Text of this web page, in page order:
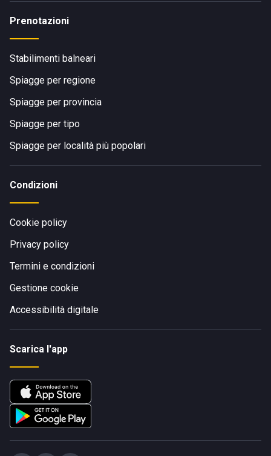
Prenotazioni
Stabilimenti balneari
Spiagge per regione
Spiagge per provincia
Spiagge per tipo
Spiagge per località più popolari
Condizioni
Cookie policy
Privacy policy
Termini e condizioni
Gestione cookie
Accessibilità digitale
Scarica l'app